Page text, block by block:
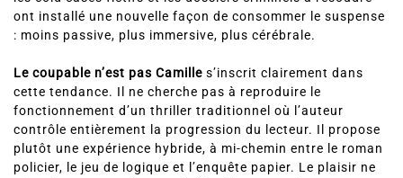
ont installé une nouvelle façon de consommer le suspense
: moins passive, plus immersive, plus cérébrale.
Le coupable n’est pas Camille s’inscrit clairement dans
cette tendance. Il ne cherche pas à reproduire le
fonctionnement d’un thriller traditionnel où l’auteur
contrôle entièrement la progression du lecteur. Il propose
plutôt une expérience hybride, à mi-chemin entre le roman
policier, le jeu de logique et l’enquête papier. Le plaisir ne